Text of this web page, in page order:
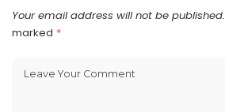
Your email address will not be published.
marked *